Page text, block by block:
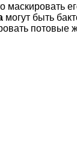
маскировать
могут быть